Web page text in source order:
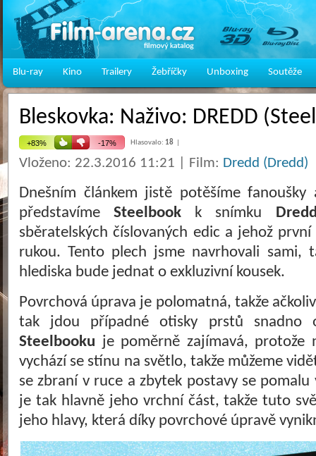
Blu-ray Kino Trailery Žebříčky Unboxing Soutěže
Bleskovka: Naživo: DREDD
Hlasovalo: 18
Vloženo: 22.3.2016 11:21 | Film: Dredd (Dredd)
Dnešním článkem jistě potěšíme
představíme Steelbook k snímku
sběratelských číslovaných edic a jehož
rukou. Tento plech jsme navrhovali sami,
hlediska bude jednat o exkluzivní kousek.
Povrchová úprava je polomatná, takže
tak jdou případné otisky prstů snadno
Steelbooku je poměrně zajímavá, protože
vychází se stínu na světlo, takže můžeme
se zbraní v ruce a zbytek postavy se
je tak hlavně jeho vrchní část, takže tuto
jeho hlavy, která díky povrchové úpravě